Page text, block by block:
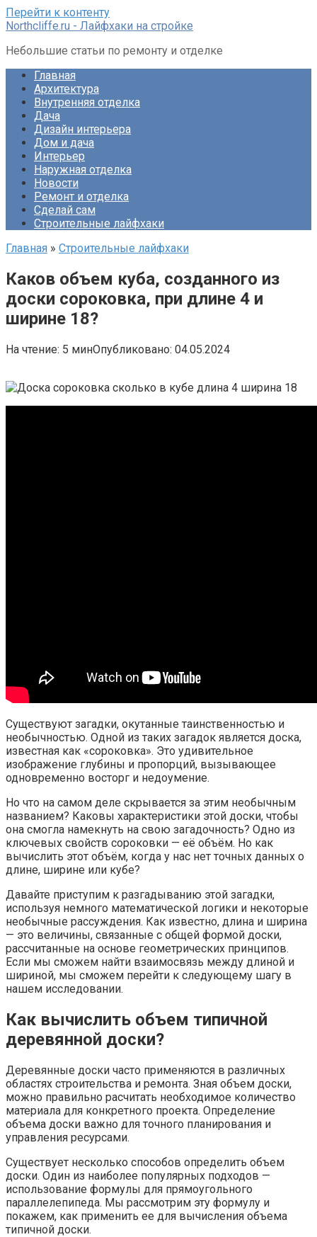
Перейти к контенту
Northcliffe.ru - Лайфхаки на стройке
Небольшие статьи по ремонту и отделке
Главная
Архитектура
Внутренняя отделка
Дача
Дизайн интерьера
Дом и дача
Интерьер
Наружная отделка
Новости
Ремонт и отделка
Сделай сам
Строительные лайфхаки
Главная » Строительные лайфхаки
Каков объем куба, созданного из
доски сороковка, при длине 4 и
ширине 18?
На чтение: 5 минОпубликовано: 04.05.2024
Существуют загадки, окутанные таинственностью и
необычностью. Одной из таких загадок является доска,
известная как «сороковка». Это удивительное
изображение глубины и пропорций, вызывающее
одновременно восторг и недоумение.
Но что на самом деле скрывается за этим необычным
названием? Каковы характеристики этой доски, чтобы
она смогла намекнуть на свою загадочность? Одно из
ключевых свойств сороковки — её объём. Но как
вычислить этот объём, когда у нас нет точных данных о
длине, ширине или кубе?
Давайте приступим к разгадыванию этой загадки,
используя немного математической логики и некоторые
необычные рассуждения. Как известно, длина и ширина
— это величины, связанные с общей формой доски,
рассчитанные на основе геометрических принципов.
Если мы сможем найти взаимосвязь между длиной и
шириной, мы сможем перейти к следующему шагу в
нашем исследовании.
Как вычислить объем типичной
деревянной доски?
Деревянные доски часто применяются в различных
областях строительства и ремонта. Зная объем доски,
можно правильно расчитать необходимое количество
материала для конкретного проекта. Определение
объема доски важно для точного планирования и
управления ресурсами.
Существует несколько способов определить объем
доски. Один из наиболее популярных подходов —
использование формулы для прямоугольного
параллелепипеда. Мы рассмотрим эту формулу и
покажем, как применить ее для вычисления объема
типичной доски.